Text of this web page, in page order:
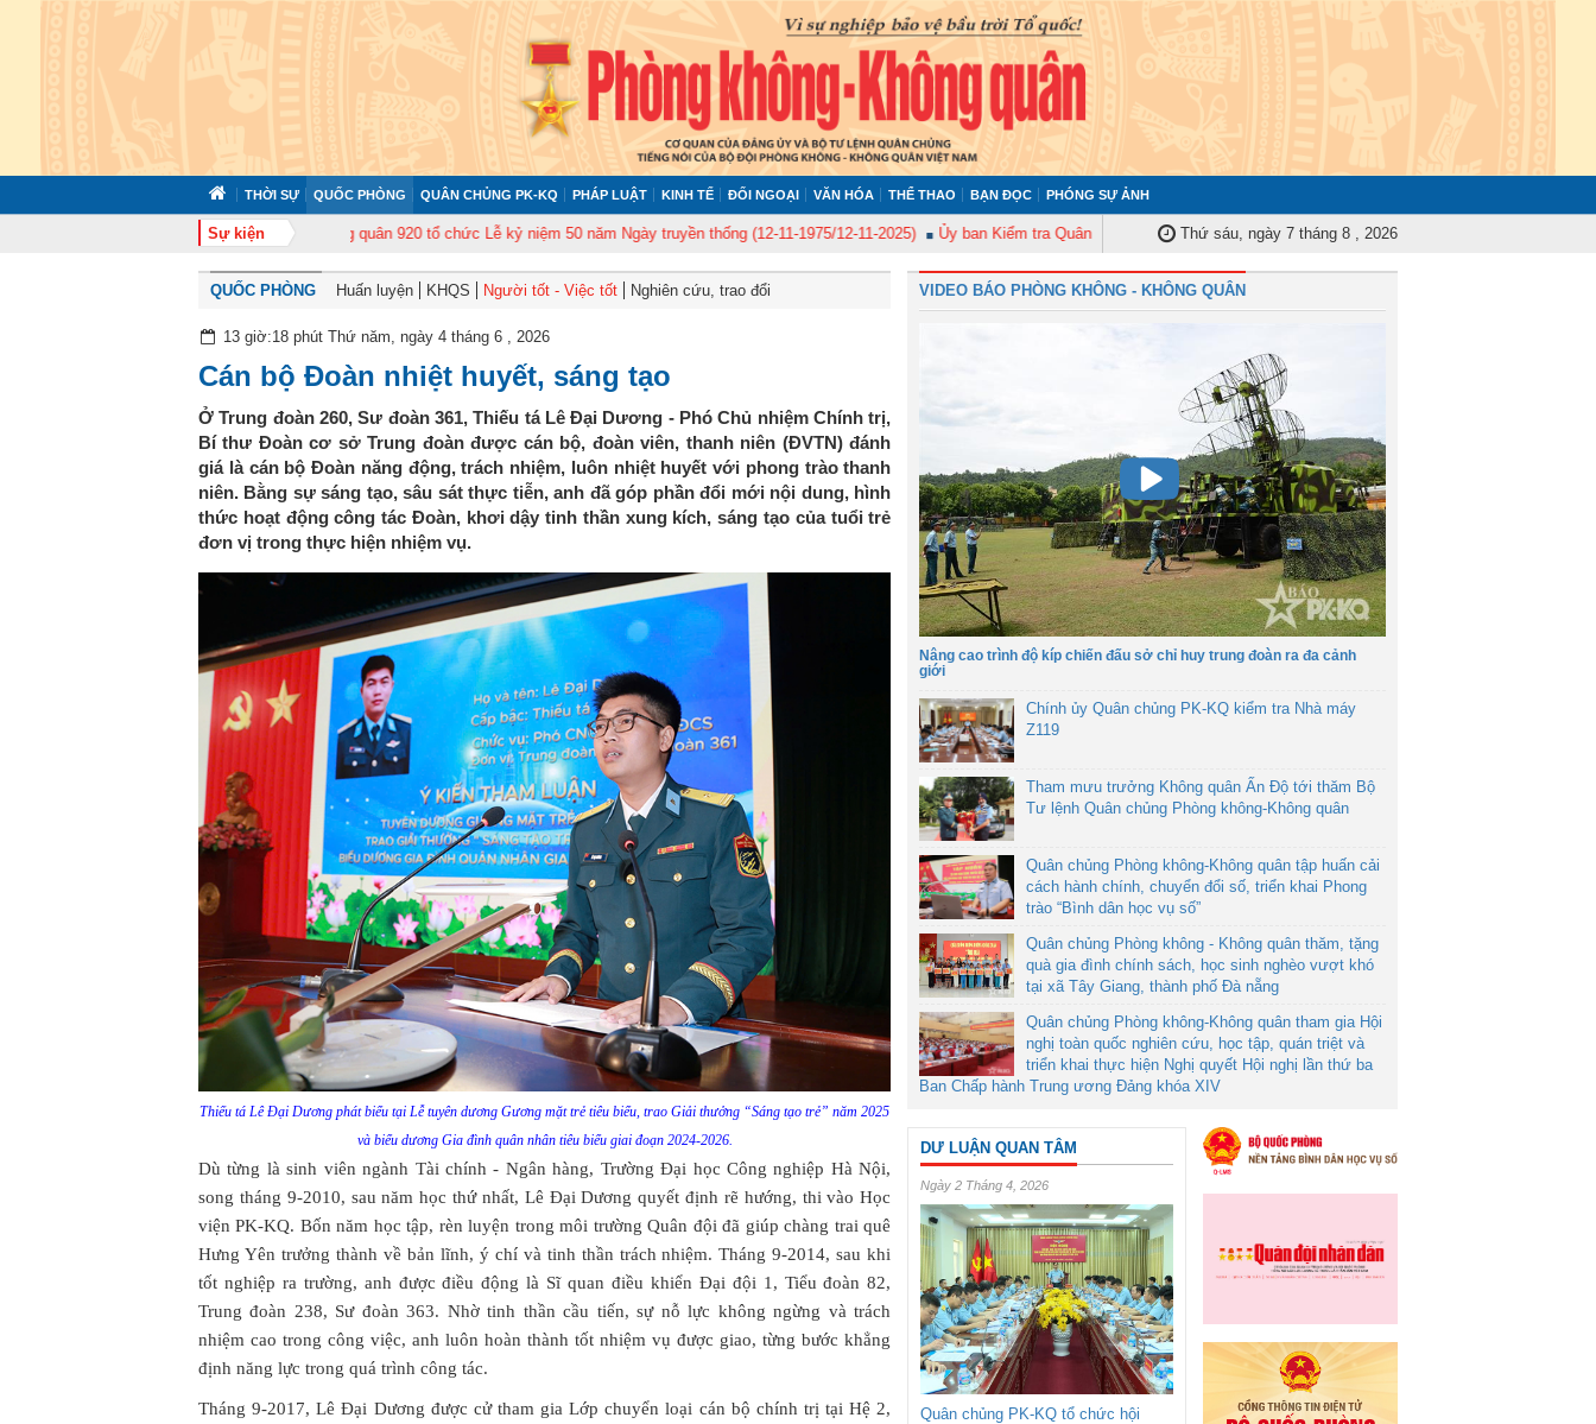
THỜI SỰ QUỐC PHÒNG QUÂN CHỦNG PK-KQ PHÁP LUẬT KINH TẾ ĐỐI NGOẠI VĂN HÓA THỂ THAO BẠN ĐỌC PHÓNG SỰ ẢNH
Sự kiện
Trung đoàn Không quân 920 tổ chức Lễ kỷ niệm 50 năm Ngày truyền thống (12-11-1975/12-11-2025) Ủy ban Kiểm tra Quân ủy Trung ương tập huấn nghiệp vụ công tác kiểm tra, giám sát năm 2025
Thứ sáu, ngày 7 tháng 8 , 2026
QUỐC PHÒNG Huấn luyện KHQS Người tốt - Việc tốt Nghiên cứu, trao đổi
13 giờ:18 phút Thứ năm, ngày 4 tháng 6 , 2026
Cán bộ Đoàn nhiệt huyết, sáng tạo
Ở Trung đoàn 260, Sư đoàn 361, Thiếu tá Lê Đại Dương - Phó Chủ nhiệm Chính trị,
Bí thư Đoàn cơ sở Trung đoàn được cán bộ, đoàn viên, thanh niên (ĐVTN) đánh
giá là cán bộ Đoàn năng động, trách nhiệm, luôn nhiệt huyết với phong trào thanh
niên. Bằng sự sáng tạo, sâu sát thực tiễn, anh đã góp phần đổi mới nội dung, hình
thức hoạt động công tác Đoàn, khơi dậy tinh thần xung kích, sáng tạo của tuổi trẻ
đơn vị trong thực hiện nhiệm vụ.
Thiếu tá Lê Đại Dương phát biểu tại Lễ tuyên dương Gương mặt trẻ tiêu biểu, trao Giải thưởng “Sáng tạo trẻ” năm 2025
và biểu dương Gia đình quân nhân tiêu biểu giai đoạn 2024-2026.
Dù từng là sinh viên ngành Tài chính - Ngân hàng, Trường Đại học Công nghiệp Hà Nội,
song tháng 9-2010, sau năm học thứ nhất, Lê Đại Dương quyết định rẽ hướng, thi vào Học
viện PK-KQ. Bốn năm học tập, rèn luyện trong môi trường Quân đội đã giúp chàng trai quê
Hưng Yên trưởng thành về bản lĩnh, ý chí và tinh thần trách nhiệm. Tháng 9-2014, sau khi
tốt nghiệp ra trường, anh được điều động là Sĩ quan điều khiển Đại đội 1, Tiểu đoàn 82,
Trung đoàn 238, Sư đoàn 363. Nhờ tinh thần cầu tiến, sự nỗ lực không ngừng và trách
nhiệm cao trong công việc, anh luôn hoàn thành tốt nhiệm vụ được giao, từng bước khẳng
định năng lực trong quá trình công tác.
Tháng 9-2017, Lê Đại Dương được cử tham gia Lớp chuyển loại cán bộ chính trị tại Hệ 2,
VIDEO BÁO PHÒNG KHÔNG - KHÔNG QUÂN
Nâng cao trình độ kíp chiến đấu sở chỉ huy trung đoàn ra đa cảnh
giới
Chính ủy Quân chủng PK-KQ kiểm tra Nhà máy
Z119
Tham mưu trưởng Không quân Ấn Độ tới thăm Bộ
Tư lệnh Quân chủng Phòng không-Không quân
Quân chủng Phòng không-Không quân tập huấn cải
cách hành chính, chuyển đổi số, triển khai Phong
trào “Bình dân học vụ số”
Quân chủng Phòng không - Không quân thăm, tặng
quà gia đình chính sách, học sinh nghèo vượt khó
tại xã Tây Giang, thành phố Đà nẵng
Quân chủng Phòng không-Không quân tham gia Hội
nghị toàn quốc nghiên cứu, học tập, quán triệt và
triển khai thực hiện Nghị quyết Hội nghị lần thứ ba
Ban Chấp hành Trung ương Đảng khóa XIV
DƯ LUẬN QUAN TÂM
Ngày 2 Tháng 4, 2026
Quân chủng PK-KQ tổ chức hội